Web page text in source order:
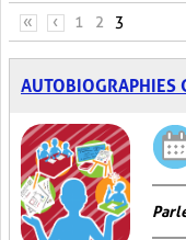
PAGES
« ‹ 1 2 3
AUTOBIOGRAPHIES